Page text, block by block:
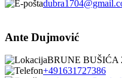
Ante Dujmović
BRUNE BUŠIĆA
+491631727386